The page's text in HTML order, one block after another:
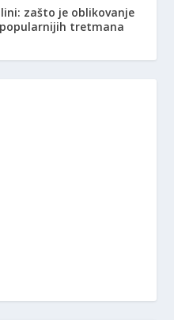
zašto je oblikovanje
tretmana